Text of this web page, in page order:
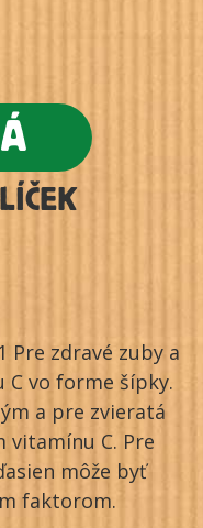
Pre zdravé zuby a
vo forme šípky.
a pre zvieratá
C. Pre
môže byť
faktorom.